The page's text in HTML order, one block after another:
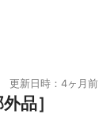
更新日時：4ヶ月前
品］